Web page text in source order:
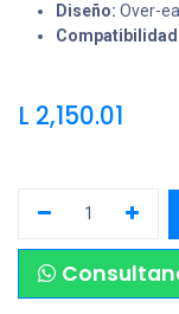
Diseño: Over-
L 2,150.01